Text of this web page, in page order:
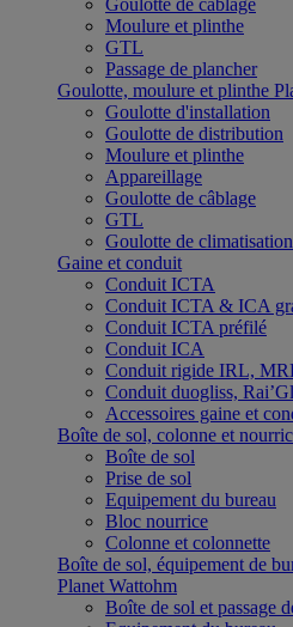
Goulotte de câblage
Moulure et plinthe
GTL
Passage de plancher
Goulotte, moulure et plinthe
Goulotte d'installation
Goulotte de distribution
Moulure et plinthe
Appareillage
Goulotte de câblage
GTL
Goulotte de climatisation
Gaine et conduit
Conduit ICTA
Conduit ICTA & ICA
Conduit ICTA préfilé
Conduit ICA
Conduit rigide IRL,
Conduit duogliss,
Accessoires gaine et
Boîte de sol, colonne et
Boîte de sol
Prise de sol
Equipement du bureau
Bloc nourrice
Colonne et colonnette
Boîte de sol, équipement de
Planet Wattohm
Boîte de sol et passage